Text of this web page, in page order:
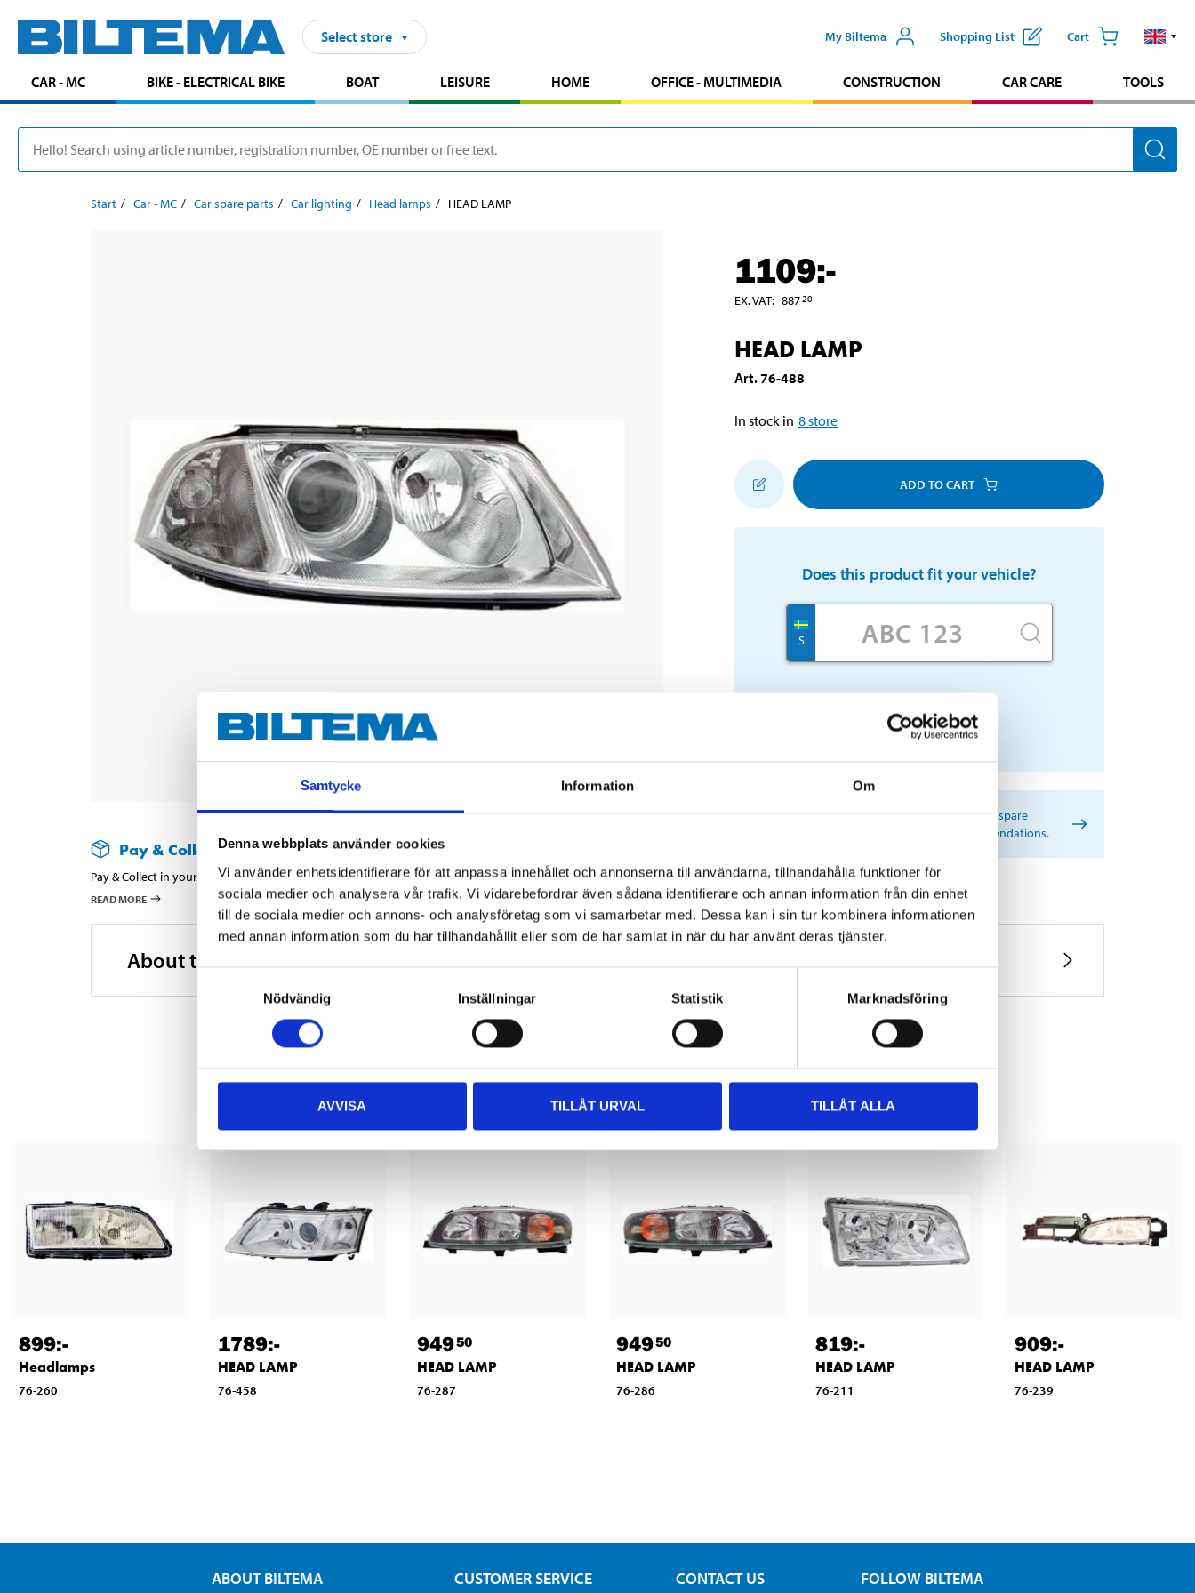
Samtycke Information Om
Denna webbplats använder cookies
Vi använder enhetsidentifierare för att anpassa innehållet och annonserna till användarna, tillhandahålla funktioner för
sociala medier och analysera vår trafik. Vi vidarebefordrar även sådana identifierare och annan information från din enhet
till de sociala medier och annons- och analysföretag som vi samarbetar med. Dessa kan i sin tur kombinera informationen
med annan information som du har tillhandahållit eller som de har samlat in när du har använt deras tjänster.
Nödvändig
Inställningar Statistik Marknadsföring
AVVISA TILLÅT URVAL TILLÅT ALLA
Select store My Biltema Shopping List Cart
CAR - MC BIKE - ELECTRICAL BIKE BOAT LEISURE HOME OFFICE - MULTIMEDIA CONSTRUCTION CAR CARE TOOLS
Start Car - MC Car spare parts Car lighting Head lamps HEAD LAMP
Pay & Collect
Pay & Collect in your local store within 2 hours! For more information about the service and our terms.
READ MORE
1109:-
EX. VAT: 88720
HEAD LAMP
Art.76-488
In stock in 8store
ADD TO CART
Does this product fit your vehicle?
S
No registration number?
SELECT CAR MANUALLY
Important information when searching for spare
parts by reg. number and service recommendations.
About the manufacturer
Related products
899:-
Headlamps
76-260
1789:-
HEAD LAMP
76-458
94950
HEAD LAMP
76-287
94950
HEAD LAMP
76-286
819:-
HEAD LAMP
76-211
909:-
HEAD LAMP
76-239
ABOUT BILTEMA CUSTOMER SERVICE CONTACT US FOLLOW BILTEMA